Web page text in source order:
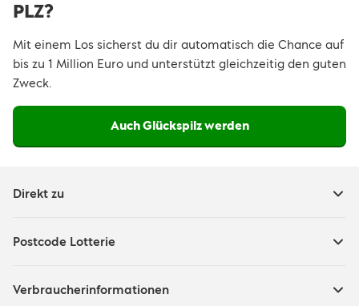
PLZ?
Mit einem Los sicherst du dir automatisch die Chance auf
bis zu 1 Million Euro und unterstützt gleichzeitig den guten
Zweck.
Auch Glückspilz werden
Direkt zu
Postcode Lotterie
Verbraucherinformationen